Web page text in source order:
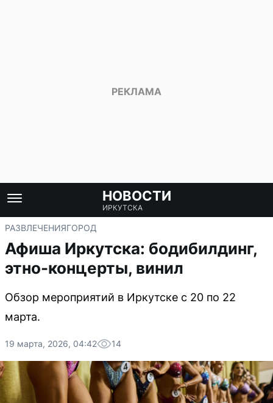
НОВОСТИ
ИРКУТСКА
РАЗВЛЕЧЕНИЯГОРОД
Афиша Иркутска: бодибилдинг,
этно-концерты, винил
Обзор мероприятий в Иркутске с 20 по 22
марта.
19 марта, 2026, 04:42 14